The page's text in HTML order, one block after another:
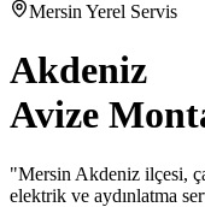
Mersin Yerel Servis
Akdeniz
Avize
"Mersin Akdeniz ilçesi,
elektrik ve aydınlatma